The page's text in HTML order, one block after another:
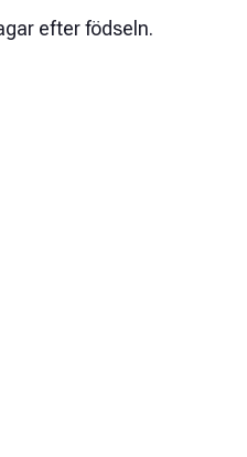
efter födseln.